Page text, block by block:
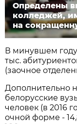
Определены
колледжей,
на
В минувшем
тыс.
(заочное
Дополнительно
белорусские
человек (в 2016
очной форме -